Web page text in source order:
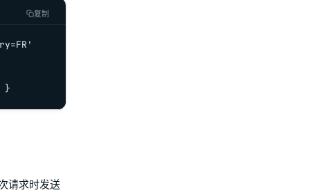
复制
}
请求时发送